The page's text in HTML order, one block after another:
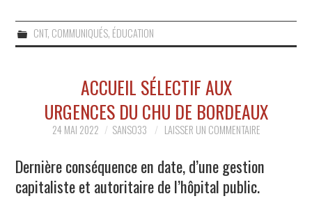
CNT, COMMUNIQUÉS, ÉDUCATION
ACCUEIL SÉLECTIF AUX
URGENCES DU CHU DE BORDEAUX
24 MAI 2022 SANSO33 LAISSER UN COMMENTAIRE
Dernière conséquence en date, d’une gestion
capitaliste et autoritaire de l’hôpital public.